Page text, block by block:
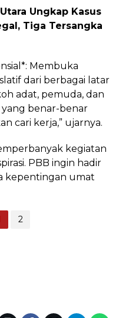
Ungkap Kasus
Tiga Tersangka
Membuka
dari berbagai latar
adat, pemuda, dan
yang benar-benar
cari kerja,” ujarnya.
kegiatan
PBB ingin hadir
kepentingan umat
2